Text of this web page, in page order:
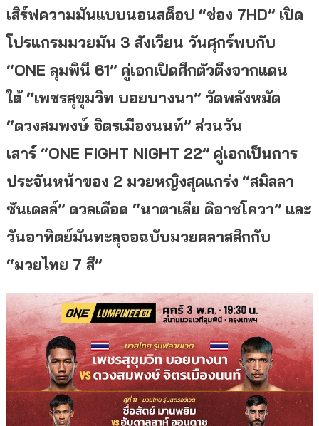
เสิร์ฟความมันแบบนอนสต็อป “ช่อง 7HD” เปิด
โปรแกรมมวยมัน 3 สังเวียน วันศุกร์พบกับ
“ONE ลุมพินี 61” คู่เอกเปิดศึกตัวตึงจากแดน
ใต้“เพชรสุขุมวิท บอยบางนา”วัดพลังหมัด
“ดวงสมพงษ์ จิตรเมืองนนท์” ส่วนวัน
เสาร์ “ONE FIGHT NIGHT 22” คู่เอกเป็นการ
ประจันหน้าของ 2 มวยหญิงสุดแกร่ง “สมิลลา
ซันเดลล์”ดวลเดือด “นาตาเลีย ดิอาชโควา” และ
วันอาทิตย์มันทะลุจอฉบับมวยคลาสสิกกับ
“มวยไทย 7 สี”